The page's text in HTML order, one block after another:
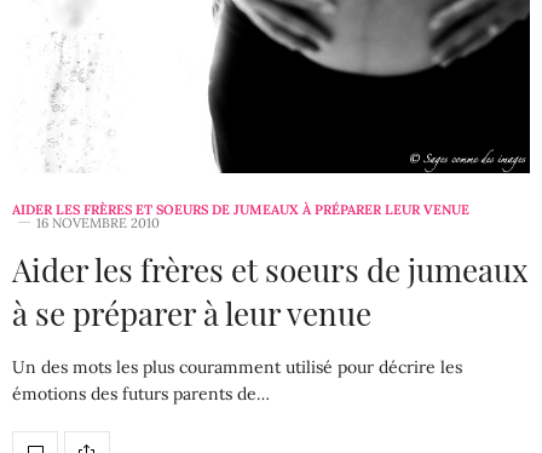
AIDER LES FRÈRES ET SOEURS DE JUMEAUX À PRÉPARER LEUR VENUE
16 NOVEMBRE 2010
Aider les frères et soeurs de jumeaux
à se préparer à leur venue
Un des mots les plus couramment utilisé pour décrire les
émotions des futurs parents de…